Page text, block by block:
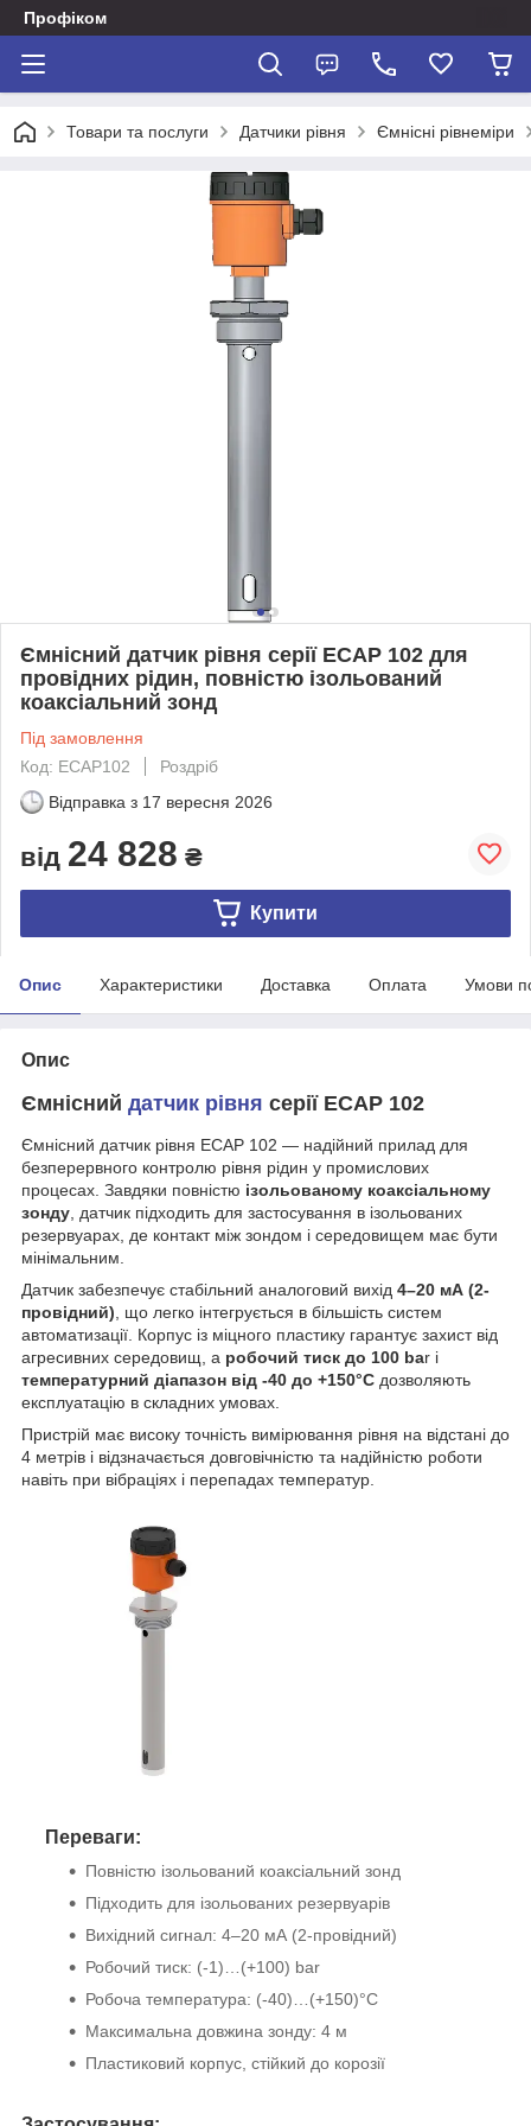
Профіком
Товари та послуги Датчики рівня Ємнісні рівнеміри
Ємнісний датчик рівня серії ECAP 102 для
провідних рідин, повністю ізольований
коаксіальний зонд
Під замовлення
Код: ECAP102
Роздріб
Відправка з 17 вересня 2026
від 24 828 ₴
Купити
Опис Характеристики Доставка Оплата Умови
Опис
Ємнісний датчик рівня серії ECAP 102
Ємнісний датчик рівня ECAP 102 — надійний прилад для
безперервного контролю рівня рідин у промислових
процесах. Завдяки повністю ізольованому коаксіальному
зонду, датчик підходить для застосування в ізольованих
резервуарах, де контакт між зондом і середовищем має бути
мінімальним.
Датчик забезпечує стабільний аналоговий вихід 4–20 мА (2-
провідний), що легко інтегрується в більшість систем
автоматизації. Корпус із міцного пластику гарантує захист від
агресивних середовищ, а робочий тиск до 100 bar і
температурний діапазон від -40 до +150°C дозволяють
експлуатацію в складних умовах.
Пристрій має високу точність вимірювання рівня на відстані до
4 метрів і відзначається довговічністю та надійністю роботи
навіть при вібраціях і перепадах температур.
Переваги:
Повністю ізольований коаксіальний зонд
Підходить для ізольованих резервуарів
Вихідний сигнал: 4–20 мА (2-провідний)
Робочий тиск: (-1)…(+100) bar
Робоча температура: (-40)…(+150)°C
Максимальна довжина зонду: 4 м
Пластиковий корпус, стійкий до корозії